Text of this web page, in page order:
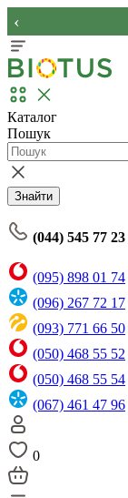
‹
Каталог
Пошук
Знайти
(044) 545 77 23
(095) 898 01 74
(096) 267 72 17
(093) 771 66 50
(050) 468 55 52
(050) 468 55 54
(067) 461 47 96
0